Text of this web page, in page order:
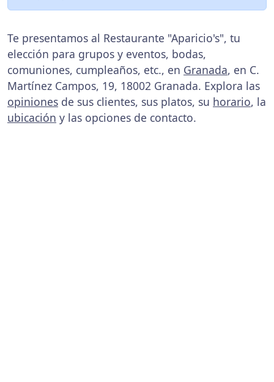
Te presentamos al Restaurante "Aparicio's", tu
elección para grupos y eventos, bodas,
comuniones, cumpleaños, etc., en Granada, en C.
Martínez Campos, 19, 18002 Granada. Explora las
opiniones de sus clientes, sus platos, su horario, la
ubicación y las opciones de contacto.